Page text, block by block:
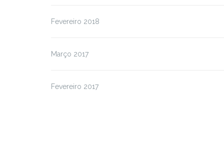
Fevereiro 2018
Março 2017
Fevereiro 2017